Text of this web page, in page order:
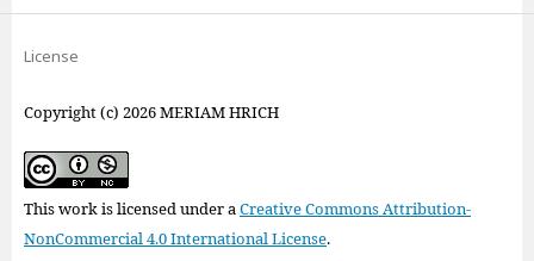
License
Copyright (c) 2026 MERIAM HRICH
This work is licensed under aCreative Commons Attribution-
NonCommercial 4.0 International License.